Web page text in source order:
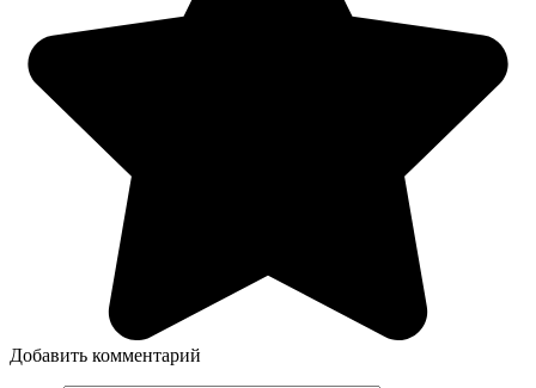
Добавить комментарий